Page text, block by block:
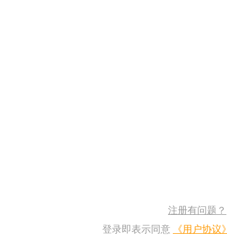
注册有问题？
登录即表示同意
《用户协议》